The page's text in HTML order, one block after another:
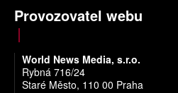
Provozovatel webu
World News Media, s.r.o.
Rybná 716/24
Staré Město, 110 00 Praha